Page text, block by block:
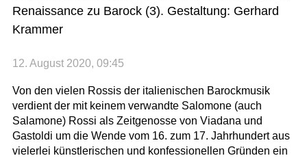
Renaissance zu Barock (3). Gestaltung: Gerhard
Krammer
12. August 2020, 09:45
Von den vielen Rossis der italienischen Barockmusik
verdient der mit keinem verwandte Salomone (auch
Salamone) Rossi als Zeitgenosse von Viadana und
Gastoldi um die Wende vom 16. zum 17. Jahrhundert aus
vielerlei künstlerischen und konfessionellen Gründen ein